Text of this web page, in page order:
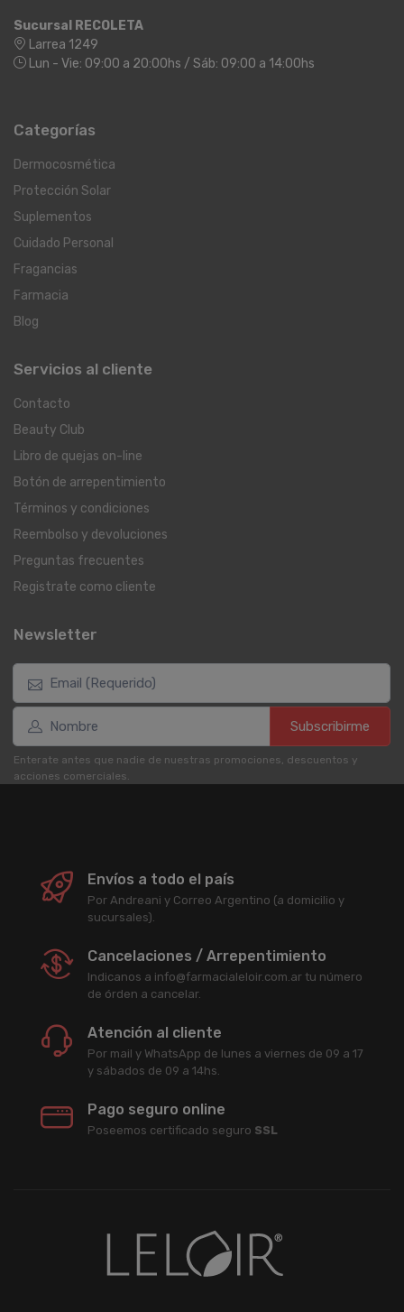
Sucursal RECOLETA
Larrea 1249
Lun - Vie: 09:00 a 20:00hs / Sáb: 09:00 a 14:00hs
Categorías
Dermocosmética
Protección Solar
Suplementos
Cuidado Personal
Fragancias
Farmacia
Blog
Servicios al cliente
Contacto
Beauty Club
Libro de quejas on-line
Botón de arrepentimiento
Términos y condiciones
Reembolso y devoluciones
Preguntas frecuentes
Registrate como cliente
Newsletter
Subscribirme
Enterate antes que nadie de nuestras promociones, descuentos y
acciones comerciales.
Envíos a todo el país
Por Andreani y Correo Argentino (a domicilio y
sucursales).
Cancelaciones / Arrepentimiento
Indicanos a info@farmacialeloir.com.ar tu número
de órden a cancelar.
Atención al cliente
Por mail y WhatsApp de lunes a viernes de 09 a 17
y sábados de 09 a 14hs.
Pago seguro online
Poseemos certificado seguro SSL